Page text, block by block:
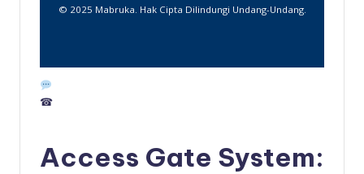
© 2025 Mabruka. Hak Cipta Dilindungi Undang-Undang.
☎
Access Gate System: